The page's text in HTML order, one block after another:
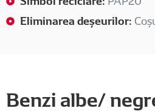
Eliminarea deșeurilor:
Benzi albe/